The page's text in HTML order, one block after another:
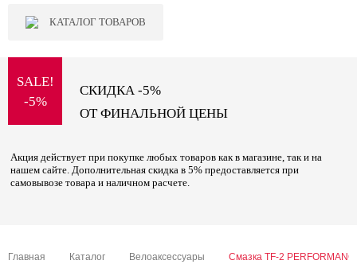
КАТАЛОГ ТОВАРОВ
SALE!
-5%
СКИДКА -5%
ОТ ФИНАЛЬНОЙ ЦЕНЫ
Акция действует при покупке любых товаров как в магазине, так и на
нашем сайте. Дополнительная скидка в 5% предоставляется при
самовывозе товара и наличном расчете.
Главная Каталог Велоаксессуары Смазка TF-2